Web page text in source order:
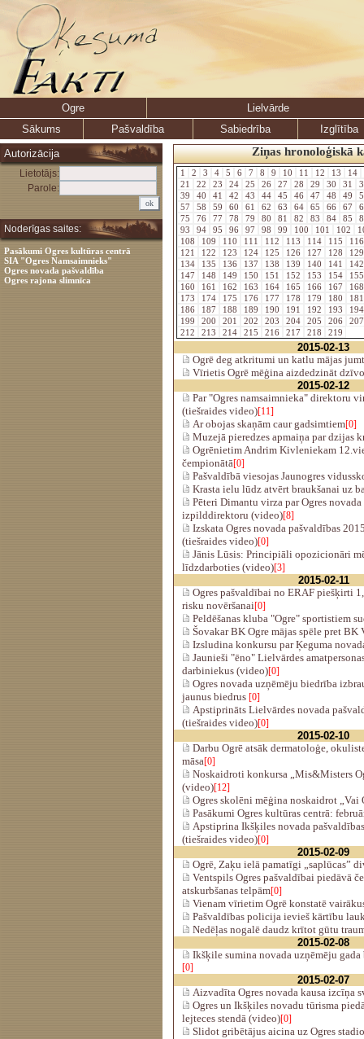
Ogre
Lielvārde
Sākums
Pašvaldība Sabiedrība
Izglītība
Autorizācija
Lietotājs:
Parole:
Noderīgas saites:
Pasākumi Ogres kultūras centrā
SIA "Ogres Namsaimnieks"
Ogres novada pašvaldība
Ogres rajona slimnīca
Ziņas hronoloģiskā
1 2 3 4 5 6 7 8 9 10 11 12 13 14
21
22 23 24 25 26 27 28 29 30 31
39
40 41 42 43 44 45 46 47 48 49
57
58 59 60 61 62 63 64 65 66 67
75
76 77 78 79 80 81 82 83 84 85
93
94 95 96 97 98 99 100 101 102
108
109 110 111 112 113 114 115
121
122 123 124 125 126 127 128
134
135 136 137 138 139 140 141
147
148 149 150 151 152 153 154
160
161 162 163 164 165 166 167
173
174 175 176 177 178 179 180
186
187 188 189 190 191 192 193
199
200 201 202 203 204 205 206
212
213 214 215 216 217 218 219
2015-02-13
Ogrē deg atkritumi un katlu mājas
Vīrietis Ogrē mēģina aizdedzināt
2015-02-12
Par "Ogres namsaimnieka" direktoru
(tiešraides video)[11]
Ar obojas skaņām caur gadsimtiem[0]
Muzejā pieredzes apmaiņa par dzijas
Ogrēnietim Andrim Kivleniekam
čempionātā[0]
Pašvaldībā viesojas Jaunogres
Krasta ielu lūdz atvērt braukšanai uz
Pēteri Dimantu virza par Ogres
izpilddirektoru (video)[8]
Izskata Ogres novada pašvaldības
(tiešraides video)[0]
Jānis Lūsis: Principiāli opozicionāri
līdzdarboties (video)[3]
2015-02-11
Ogres pašvaldībai no ERAF piešķirti
risku novēršanai[0]
Peldēšanas kluba "Ogre" sportistiem
Šovakar BK Ogre mājas spēle pret BK
Izsludina konkursu par Ķeguma
Jaunieši "ēno" Lielvārdes
darbiniekus (video)[0]
Ogres novada uzņēmēju biedrība
jaunus biedrus [0]
Apstiprināts Lielvārdes novada
(tiešraides video)[0]
2015-02-10
Darbu Ogrē atsāk dermatoloģe,
māsa[0]
Noskaidroti konkursa „Mis&Misters
(video)[12]
Ogres skolēni mēģina noskaidrot „Vai
Pasākumi Ogres kultūras centrā:
Apstiprina Ikšķiles novada
(tiešraides video)[0]
2015-02-09
Ogrē, Zaķu ielā pamatīgi „saplūcas”
Ventspils Ogres pašvaldībai piedāvā
atskurbšanas telpām[0]
Vienam vīrietim Ogrē konstatē
Pašvaldības policija ievieš kārtību
Nedēļas nogalē daudz krītot gūtu
2015-02-08
Ikšķile sumina novada uzņēmēju
[0]
2015-02-07
Aizvadīta Ogres novada kausa izcīņa
Ogres un Ikšķiles novadu tūrisma
lejteces stendā (video)[0]
Slidot gribētājus aicina uz Ogres